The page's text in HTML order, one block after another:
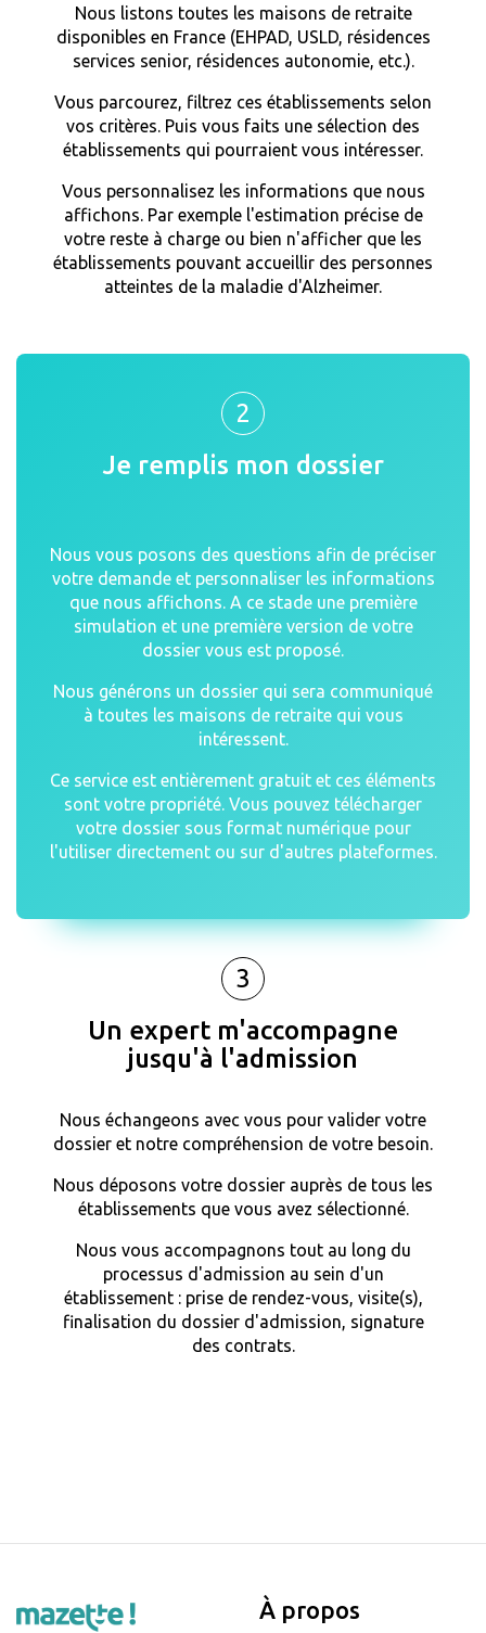
Nous listons toutes les maisons de retraite
disponibles en France (EHPAD, USLD, résidences
services senior, résidences autonomie, etc.).
Vous parcourez, filtrez ces établissements selon
vos critères. Puis vous faits une sélection des
établissements qui pourraient vous intéresser.
Vous personnalisez les informations que nous
affichons. Par exemple l'estimation précise de
votre reste à charge ou bien n'afficher que les
établissements pouvant accueillir des personnes
atteintes de la maladie d'Alzheimer.
2
Je remplis mon dossier
Nous vous posons des questions afin de préciser
votre demande et personnaliser les informations
que nous affichons. A ce stade une première
simulation et une première version de votre
dossier vous est proposé.
Nous générons un dossier qui sera communiqué
à toutes les maisons de retraite qui vous
intéressent.
Ce service est entièrement gratuit et ces éléments
sont votre propriété. Vous pouvez télécharger
votre dossier sous format numérique pour
l'utiliser directement ou sur d'autres plateformes.
3
Un expert m'accompagne
jusqu'à l'admission
Nous échangeons avec vous pour valider votre
dossier et notre compréhension de votre besoin.
Nous déposons votre dossier auprès de tous les
établissements que vous avez sélectionné.
Nous vous accompagnons tout au long du
processus d'admission au sein d'un
établissement : prise de rendez-vous, visite(s),
finalisation du dossier d'admission, signature
des contrats.
À propos